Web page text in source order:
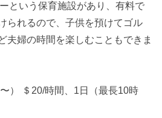
という保育施設があり、有料で
られるので、子供を預けてゴル
夫婦の時間を楽しむこともできま
） ＄20/時間、1日（最長10時